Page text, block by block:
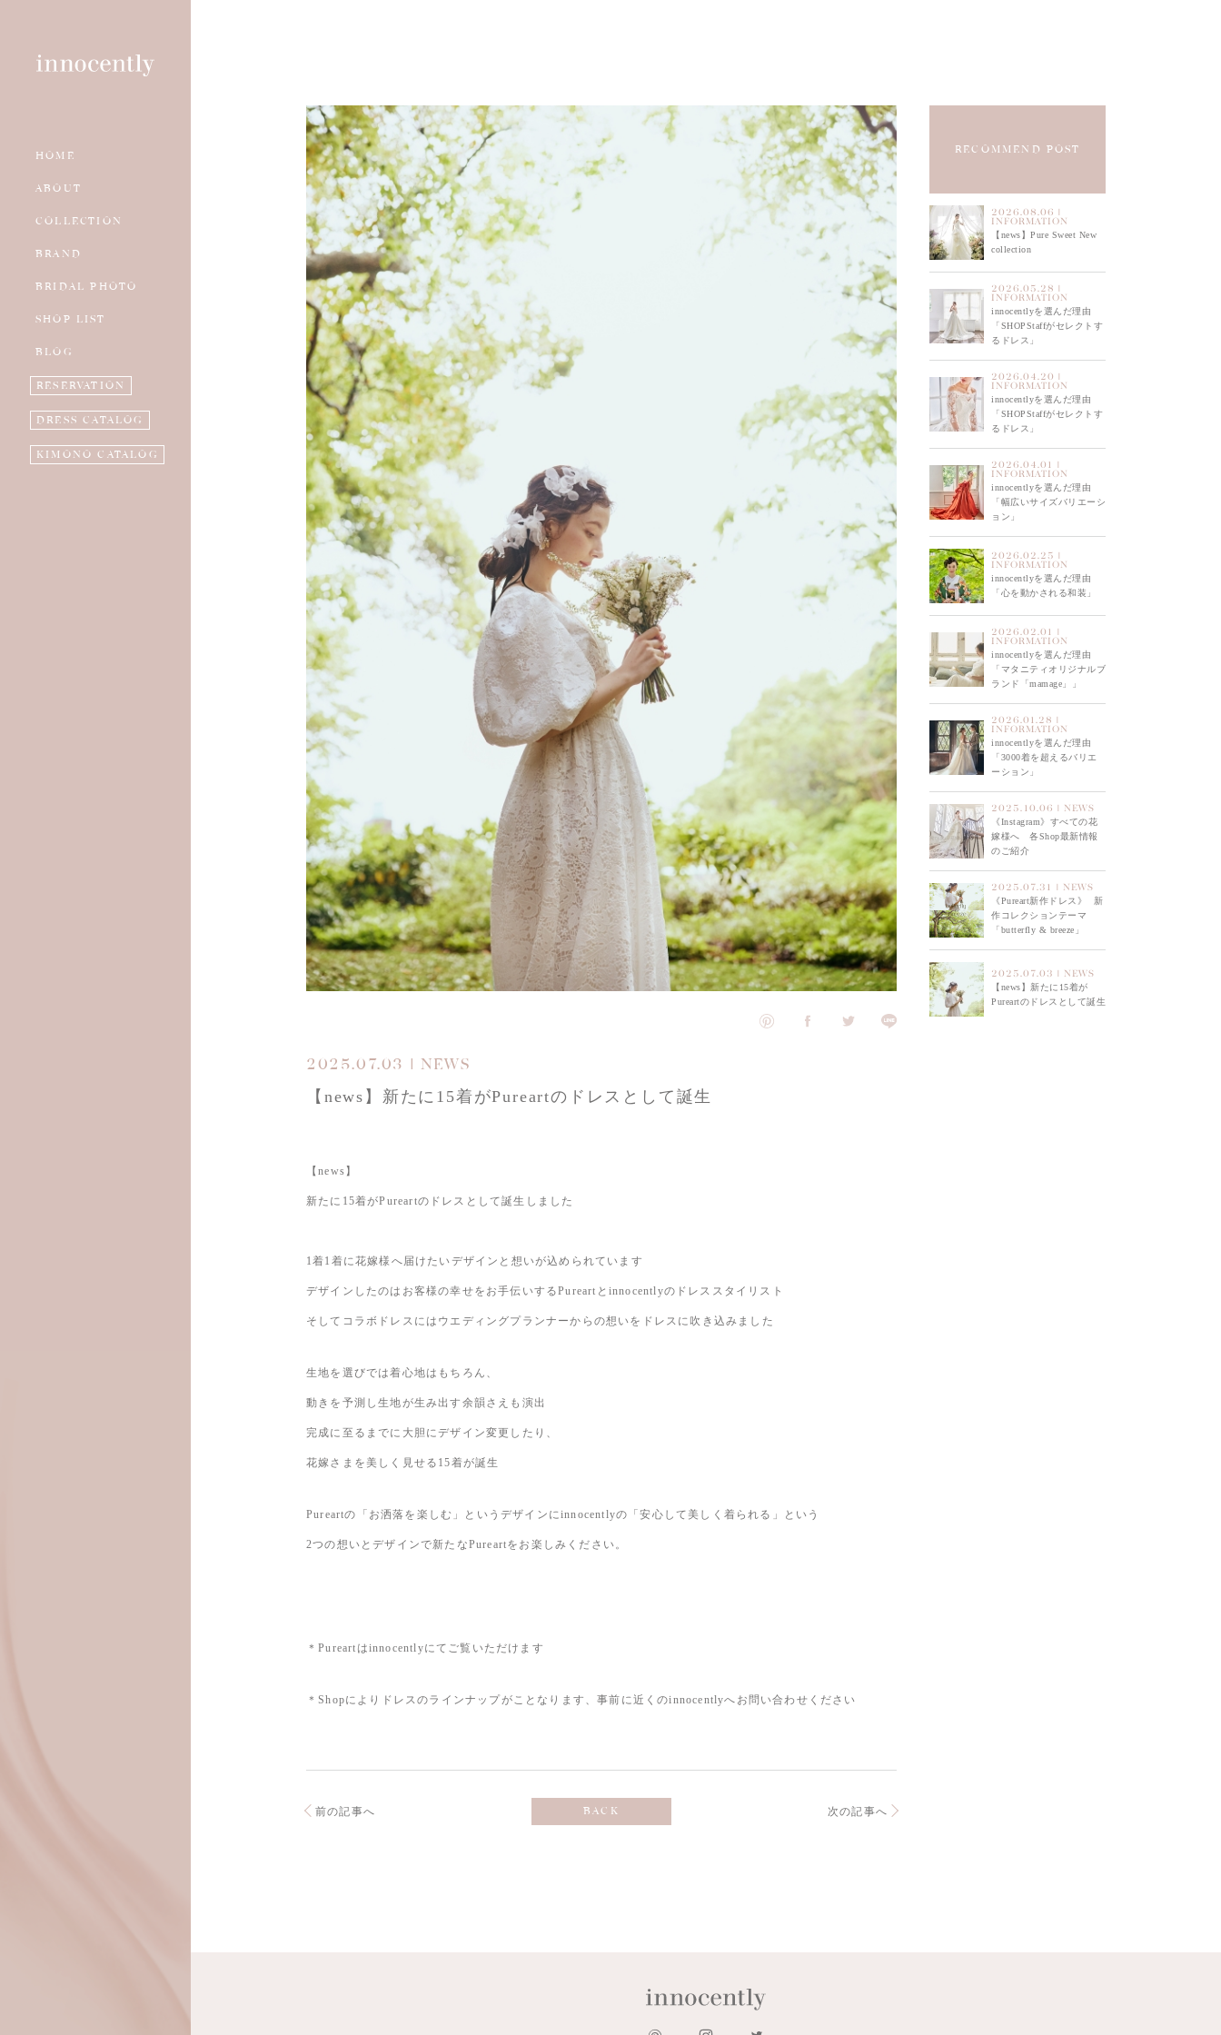
HOME
ABOUT
COLLECTION
WEDDING DRESS
COLOR DRESS
BRAND
BRIDAL PHOTO
SHOP LIST
BLOG
RESERVATION
DRESS CATALOG
KIMONO CATALOG
2025.07.03 | NEWS
【news】新たに15着がPureartのドレスとして誕生
【news】
新たに15着がPureartのドレスとして誕生しました
1着1着に花嫁様へ届けたいデザインと想いが込められています
デザインしたのはお客様の幸せをお手伝いするPureartとinnocentlyのドレススタイリスト
そしてコラボドレスにはウエディングプランナーからの想いをドレスに吹き込みました
生地を選びでは着心地はもちろん、
動きを予測し生地が生み出す余韻さえも演出
完成に至るまでに大胆にデザイン変更したり、
花嫁さまを美しく見せる15着が誕生
Pureartの「お洒落を楽しむ」というデザインにinnocentlyの「安心して美しく着られる」という
2つの想いとデザインで新たなPureartをお楽しみください。
＊Pureartはinnocentlyにてご覧いただけます
＊Shopによりドレスのラインナップがことなります、事前に近くのinnocentlyへお問い合わせください
前の記事へ 次の記事へ
BACK
RECOMMEND POST
2026.08.06 |
INFORMATION
【news】Pure Sweet New
collection
2026.05.28 |
INFORMATION
innocentlyを選んだ理由
「SHOPStaffがセレクトす
るドレス」
2026.04.20 |
INFORMATION
innocentlyを選んだ理由
「SHOPStaffがセレクトす
るドレス」
2026.04.01 |
INFORMATION
innocentlyを選んだ理由
「幅広いサイズバリエーシ
ョン」
2026.02.25 |
INFORMATION
innocentlyを選んだ理由
「心を動かされる和装」
2026.02.01 |
INFORMATION
innocentlyを選んだ理由
「マタニティオリジナルブ
ランド「mamage」」
2026.01.28 |
INFORMATION
innocentlyを選んだ理由
「3000着を超えるバリエ
ーション」
2025.10.06 | NEWS
《Instagram》すべての花
嫁様へ 各Shop最新情報
のご紹介
2025.07.31 | NEWS
《Pureart新作ドレス》 ⁡ 新
作コレクションテーマ
「butterfly & breeze」
2025.07.03 | NEWS
【news】新たに15着が
Pureartのドレスとして誕生